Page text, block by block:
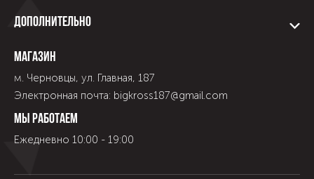
Дополнительно
Магазин
м. Черновцы, ул. Главная, 187
Электронная почта: bigkross187@gmail.com
Мы работаем
Ежедневно 10:00 - 19:00